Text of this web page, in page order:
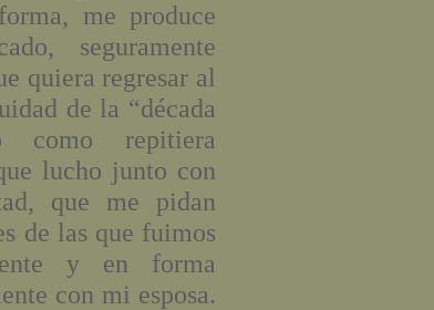
me produce
seguramente
quiera regresar al
de la “década
como repitiera
lucho junto con
que me pidan
de las que fuimos
y en forma
con mi esposa.